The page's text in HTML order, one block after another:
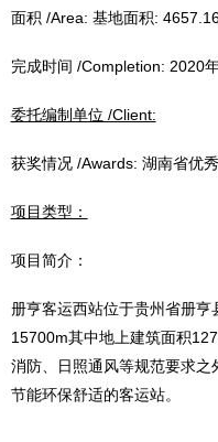
面积 /Area: 基地面积:
完成时间 /Completion: 2020
委托编制单位 /Client:
获奖情况 /Awards: 湖南省优
项目类型：
项目简介：
册亨客运西站位于贵州省册亨
15700m其中地上建筑面积
消防、日照通风等规范要求之
节能环保舒适的客运站。